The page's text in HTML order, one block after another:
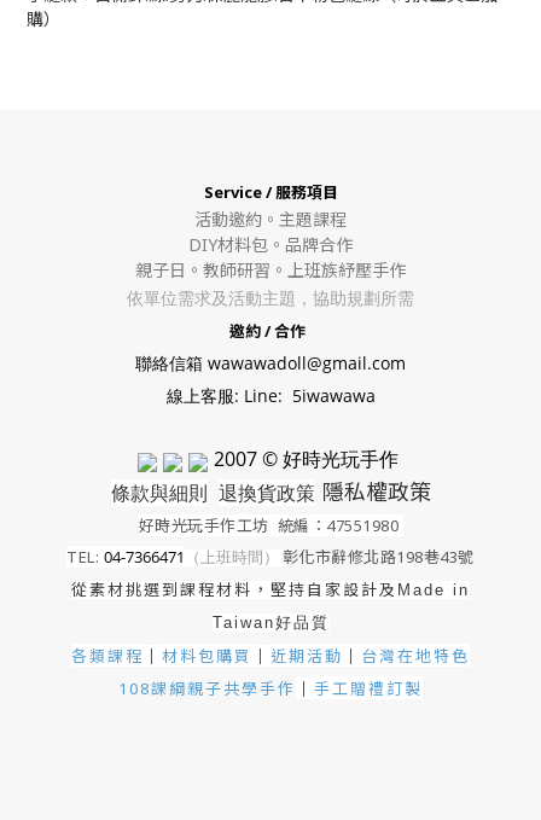
購）
Service / 服務項目
活動邀約。 主題課程
DIY材料包。 品牌合作
親子日。教師研習。上班族紓壓手作
依單位需求及活動主題，協助規劃所需
邀約 / 合作
聯絡信箱 wawawadoll@gmail.com
線上客服: Line: 5iwawawa
2007 © 好時光玩手作
條款與細則 退換貨政策 隱私權政策
好時光玩手作工坊 統編：47551980
TEL: 04-7366471 （上班時間） 彰化市辭修北路198巷43號
從素材挑選到課程材料，堅持自家設計及 Made in
Taiwan好品質
各類課程 ｜ 材料包購買 ｜ 近期活動 ｜ 台灣在地特色
108課綱親子共學手作 ｜ 手工贈禮訂製